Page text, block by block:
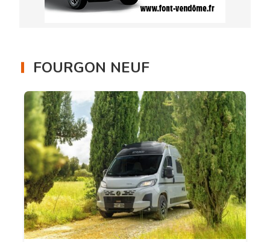
FOURGON NEUF